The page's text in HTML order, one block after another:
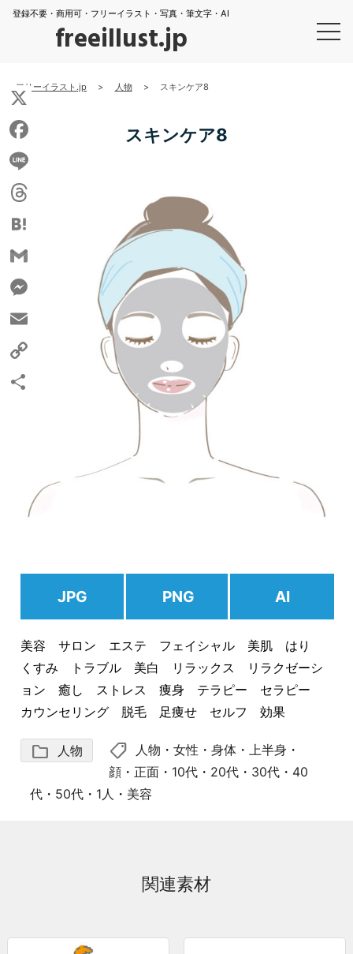
登録不要・商用可・フリーイラスト・写真・筆文字・AI
freeillust.jp
フリーイラスト.jp > 人物 > スキンケア8
スキンケア8
JPG PNG AI
美容 サロン エステ フェイシャル 美肌 はり
くすみ トラブル 美白 リラックス リラクゼーシ
ョン 癒し ストレス 痩身 テラピー セラピー
カウンセリング 脱毛 足痩せ セルフ 効果
folder 人物 shoppingmode 人物 ・女性 ・身体 ・上半身 ・
顔 ・ 正面 ・ 10代 ・ 20代 ・ 30代 ・ 40
代・ 50代・ 1人 ・ 美容
関連素材
X
Facebook
Line
Threads
Hatena
Gmail
Messenger
Email
Copy